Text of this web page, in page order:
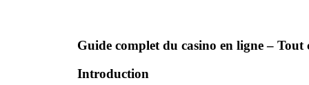
Guide complet du casino en ligne – Tout
Introduction